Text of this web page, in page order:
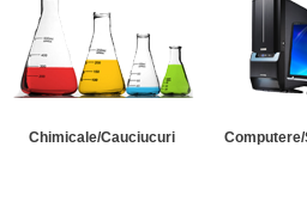
Chimicale/Cauciucuri